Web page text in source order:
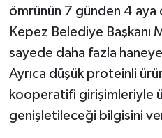
ömrünün 7 günden 4 aya
Kepez Belediye Başkanı
sayede daha fazla
Ayrıca düşük proteinli
kooperatifi girişimleriyle
genişletileceği bilgisini